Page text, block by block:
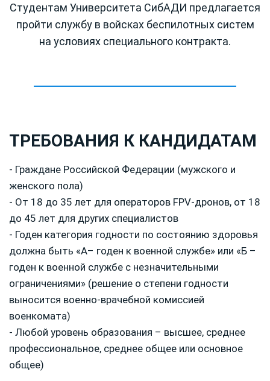
Студентам Университета СибАДИ предлагается
пройти службу в войсках беспилотных систем
на условиях специального контракта.
ТРЕБОВАНИЯ К КАНДИДАТАМ
- Граждане Российской Федерации (мужского и
женского пола)
- От 18 до 35 лет для операторов FPV-дронов, от 18
до 45 лет для других специалистов
- Годен категория годности по состоянию здоровья
должна быть «А– годен к военной службе» или «Б –
годен к военной службе с незначительными
ограничениями» (решение о степени годности
выносится военно-врачебной комиссией
военкомата)
- Любой уровень образования – высшее, среднее
профессиональное, среднее общее или основное
общее)